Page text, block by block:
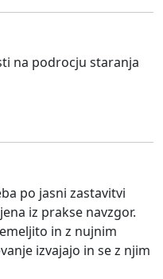
na podrocju staranja
po jasni zastavitvi
iz prakse navzgor.
in z nujnim
izvajajo in se z njim